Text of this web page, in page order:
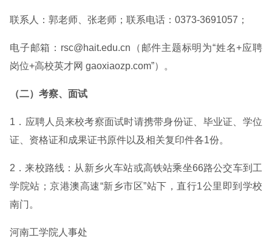
联系人：郭老师、张老师；联系电话：0373-3691057；
电子邮箱：rsc@hait.edu.cn（邮件主题标明为“姓名+应聘
岗位+高校英才网 gaoxiaozp.com”）。
（二）考察、面试
1．应聘人员来校考察面试时请携带身份证、毕业证、学位
证、资格证和成果证书原件以及相关复印件各1份。
2．来校路线：从新乡火车站或高铁站乘坐66路公交车到工
学院站；京港澳高速“新乡市区”站下，直行1公里即到学校
南门。
河南工学院人事处